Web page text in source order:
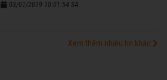
03/01/2019 10:01:54 SA
Xem thêm nhiều tin khác